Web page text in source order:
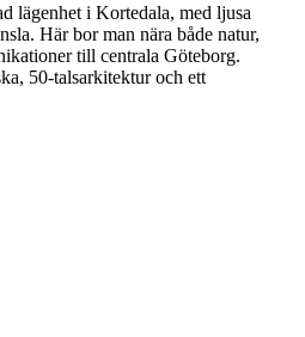
lägenhet i Kortedala, med ljusa
Här bor man nära både natur,
till centrala Göteborg.
50-talsarkitektur och ett